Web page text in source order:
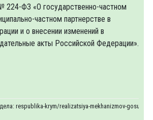
ФЗ «О государственно-частном
частном партнерстве в
и о внесении изменений в
акты Российской Федерации».
respublika-krym/realizatsiya-mekhanizmov-